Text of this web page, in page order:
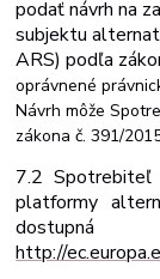
podať návrh na
subjektu
ARS)podľa
oprávnené
Návrh môže
zákona č. 391/
7.2 Spotrebiteľ
platformy
http://